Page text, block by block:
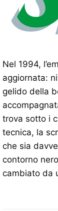
Nel 1994,
aggiornata:
gelido della
trova sotto i
tecnica, la
che sia
contorno
cambiato da